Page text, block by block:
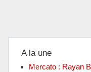
A la une
Mercato : Rayan